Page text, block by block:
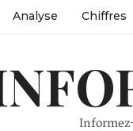
Analyse Chiffres